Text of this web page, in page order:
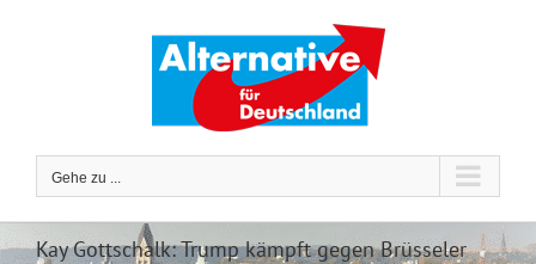
Gehe zu ...
Kay Gottschalk: Trump kämpft gegen Brüsseler